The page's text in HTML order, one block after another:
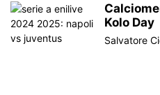
Kolo Day
Salvatore